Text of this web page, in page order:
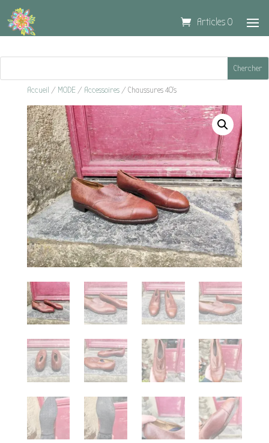
Articles 0
Accueil / MODE / Accessoires/ Chaussures 40’s